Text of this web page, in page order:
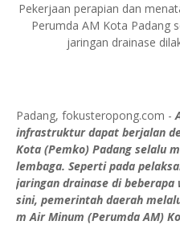
Pekerjaan perapian dan
Perumda AM Kota Padang
jaringan drainase
Padang, fokusteropong.com -
infrastruktur dapat berjalan
Kota (Pemko) Padang selalu
lembaga. Seperti pada
jaringan drainase di beberapa
sini, pemerintah daerah
m Air Minum (Perumda AM)